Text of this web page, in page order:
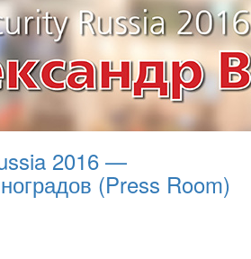
2016 —
(Press Room)